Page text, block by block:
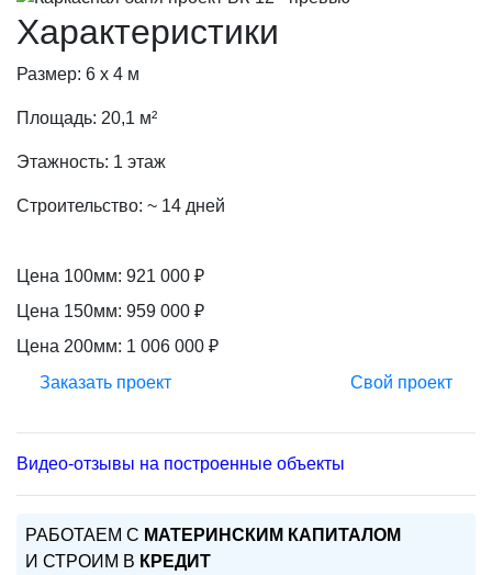
Характеристики
Размер: 6 х 4 м
Площадь: 20,1 м²
Этажность: 1 этаж
Строительство: ~ 14 дней
Цена 100мм: 921 000 ₽
Цена 150мм: 959 000 ₽
Цена 200мм: 1 006 000 ₽
Заказать проект
Свой проект
Видео-отзывы на построенные объекты
РАБОТАЕМ С МАТЕРИНСКИМ КАПИТАЛОМ
И СТРОИМ В КРЕДИТ